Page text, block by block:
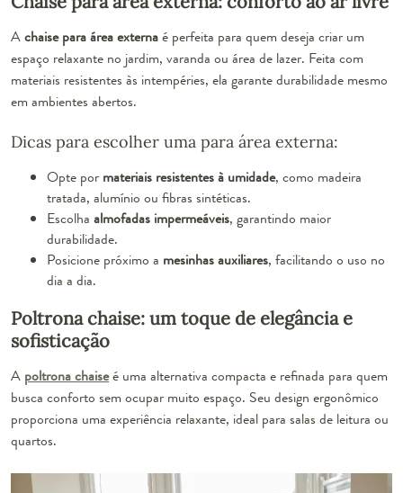
Achaise para área externaé perfeita para quem deseja criar um
espaço relaxante no jardim, varanda ou área de lazer. Feita com
materiais resistentes às intempéries, ela garante durabilidade mesmo
em ambientes abertos.
Dicas para escolher uma para área externa:
Opte por materiais resistentes à umidade, como madeira
tratada, alumínio ou fibras sintéticas.
Escolha almofadas impermeáveis, garantindo maior
durabilidade.
Posicione próximo a mesinhas auxiliares, facilitando o uso no
dia a dia.
Poltrona chaise: um toque de elegância e
sofisticação
A poltrona chaiseé uma alternativa compacta e refinada para quem
busca conforto sem ocupar muito espaço. Seu design ergonômico
proporciona uma experiência relaxante, ideal para salas de leitura ou
quartos.